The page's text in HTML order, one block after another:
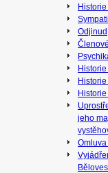
Odjinud
jeho